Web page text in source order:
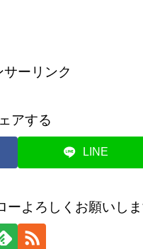
サーリンク
アする
LINE
よろしくお願いしま